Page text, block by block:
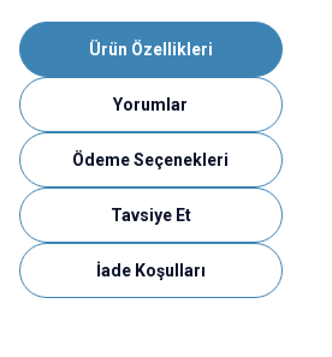
Ürün Özellikleri
Yorumlar
Ödeme Seçenekleri
Tavsiye Et
İade Koşulları